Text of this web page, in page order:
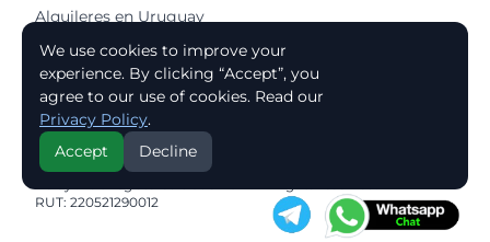
Alquileres en Uruguay
Comprar una casa
Comprar un piso
© 2026 Reluy - Relocation to Uruguay
RUT: 220521290012
We use cookies to improve your
experience. By clicking “Accept”, you
agree to our use of cookies. Read our
Privacy Policy.
Accept
Decline